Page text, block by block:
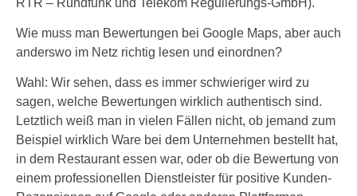
RTR – Rundfunk und Telekom Regulierungs-GmbH).
Wie muss man Bewertungen bei Google Maps, aber auch
anderswo im Netz richtig lesen und einordnen?
Wahl: Wir sehen, dass es immer schwieriger wird zu
sagen, welche Bewertungen wirklich authentisch sind.
Letztlich weiß man in vielen Fällen nicht, ob jemand zum
Beispiel wirklich Ware bei dem Unternehmen bestellt hat,
in dem Restaurant essen war, oder ob die Bewertung von
einem professionellen Dienstleister für positive Kunden-